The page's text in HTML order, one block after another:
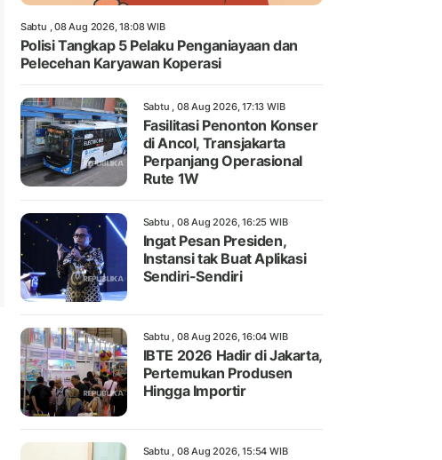
Sabtu , 08 Aug 2026, 18:08 WIB
Polisi Tangkap 5 Pelaku Penganiayaan dan
Pelecehan Karyawan Koperasi
Sabtu , 08 Aug 2026, 17:13 WIB
Fasilitasi Penonton Konser
di Ancol, Transjakarta
Perpanjang Operasional
Rute 1W
Sabtu , 08 Aug 2026, 16:25 WIB
Ingat Pesan Presiden,
Instansi tak Buat Aplikasi
Sendiri-Sendiri
Sabtu , 08 Aug 2026, 16:04 WIB
IBTE 2026 Hadir di Jakarta,
Pertemukan Produsen
Hingga Importir
Sabtu , 08 Aug 2026, 15:54 WIB